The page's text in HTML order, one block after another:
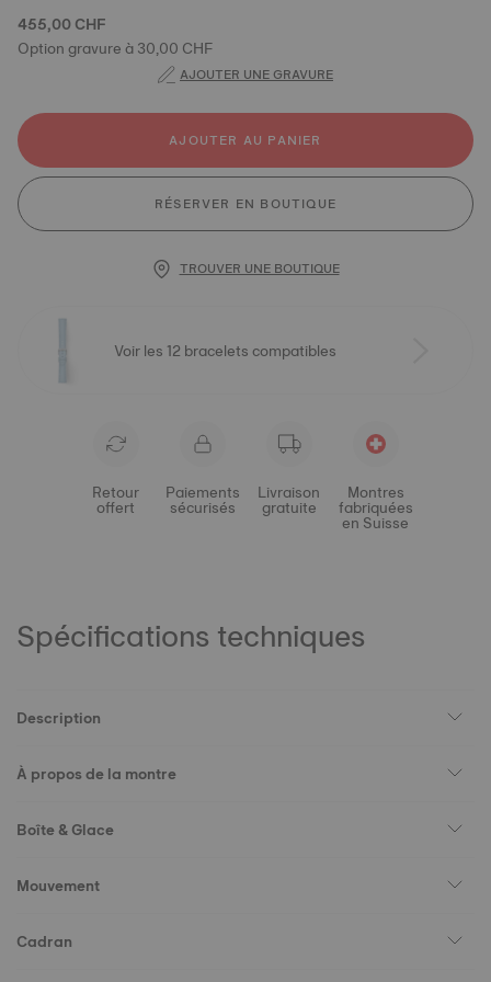
455,00 CHF
Option gravure à 30,00 CHF
AJOUTER UNE GRAVURE
AJOUTER AU PANIER
RÉSERVER EN BOUTIQUE
TROUVER UNE BOUTIQUE
Voir les 12 bracelets compatibles
Retour
offert
Paiements
sécurisés
Livraison
gratuite
Montres
fabriquées
en Suisse
Spécifications techniques
Description
À propos de la montre
Boîte & Glace
Mouvement
Cadran